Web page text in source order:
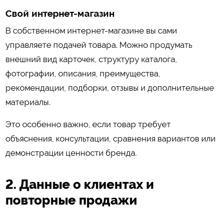
Свой интернет-магазин
В собственном интернет-магазине вы сами
управляете подачей товара. Можно продумать
внешний вид карточек, структуру каталога,
фотографии, описания, преимущества,
рекомендации, подборки, отзывы и дополнительные
материалы.
Это особенно важно, если товар требует
объяснения, консультации, сравнения вариантов или
демонстрации ценности бренда.
2. Данные о клиентах и
повторные продажи